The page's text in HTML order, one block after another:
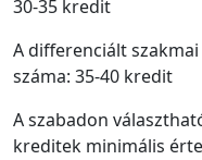
30-35 kredit
A differenciált
száma: 35-40 kredit
A szabadon
kreditek minimális